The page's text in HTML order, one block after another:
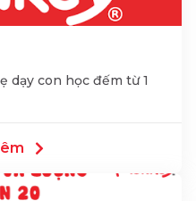
dạy con học đếm từ 1